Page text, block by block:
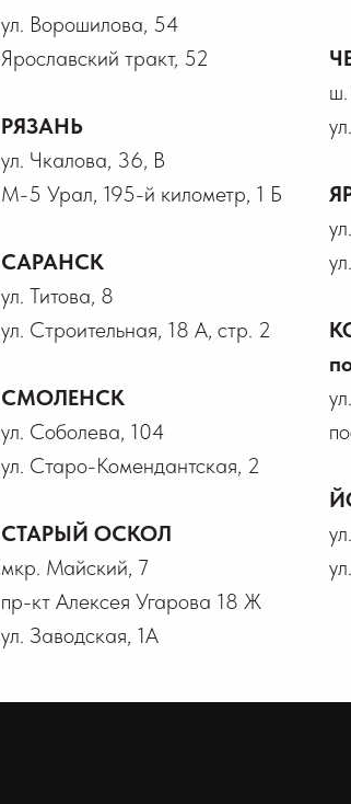
ул. Ворошилова, 54
Ярославский тракт, 52
РЯЗАНЬ
ул. Чкалова, 36, В
М-5 Урал, 195-й километр, 1 Б
САРАНСК
ул. Титова, 8
ул. Строительная, 18 А, стр. 2
СМОЛЕНСК
ул. Соболева, 104
ул. Старо-Комендантская, 2
СТАРЫЙ ОСКОЛ
мкр. Майский, 7
пр-кт Алексея Угарова 18 Ж
ул. Заводская, 1А